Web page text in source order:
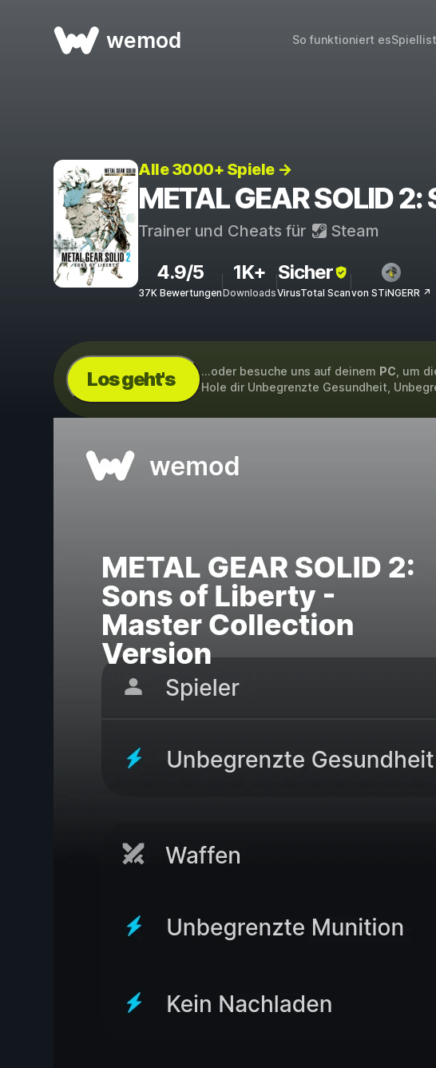
wemod So funktioniert es
Alle 3000+ Spiele →
METAL GEAR SOLID
Trainer und Cheats für Steam
4.9/5
37K Bewertungen
1K+
Downloads
Sicher
VirusTotal Scanvon STiNGERR ↗
Los geht's ...oder besuche uns auf deinem PC , um
Hole dir Unbegrenzte Gesundheit,